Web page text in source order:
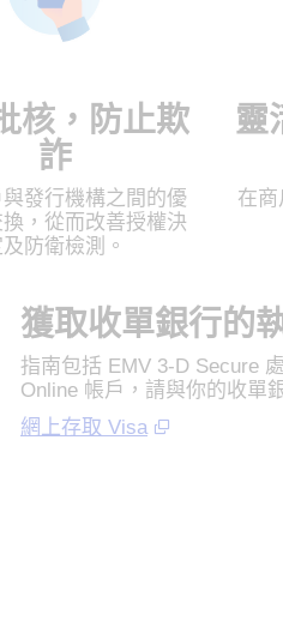
核，防止欺
詐
發行機構之間的優
，從而改善授權決
防衛檢測。
靈
在
獲取收單銀行的
指南包括 EMV 3-D Secure
Online 帳戶，請與你的收單
網上存取 Visa